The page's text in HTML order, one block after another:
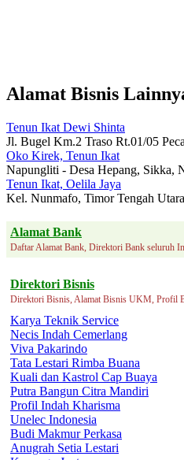
Alamat Bisnis
Tenun Ikat Dewi Shinta
Jl. Bugel Km.2 Traso Rt.01/05
Oko Kirek, Tenun Ikat
Napungliti - Desa Hepang, Sikka,
Tenun Ikat, Oelila Jaya
Kel. Nunmafo, Timor Tengah
Alamat Bank
Daftar Alamat Bank, Direktori Bank seluruh
Direktori Bisnis
Direktori Bisnis, Alamat Bisnis UKM, Profil
Karya Teknik Service
Necis Indah Cemerlang
Viva Pakarindo
Tata Lestari Rimba Buana
Kuali dan Kastrol Cap Buaya
Putra Bangun Citra Mandiri
Profil Indah Kharisma
Unelec Indonesia
Budi Makmur Perkasa
Anugrah Setia Lestari